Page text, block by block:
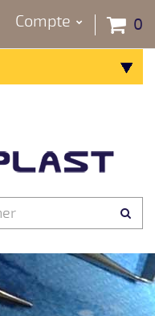
0
Compte